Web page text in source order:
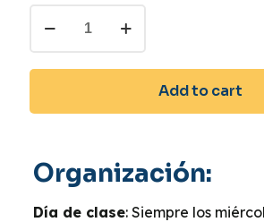
A1.2
18.30
Add to cart
Alternative:
Organización:
Día de clase: Siempre los